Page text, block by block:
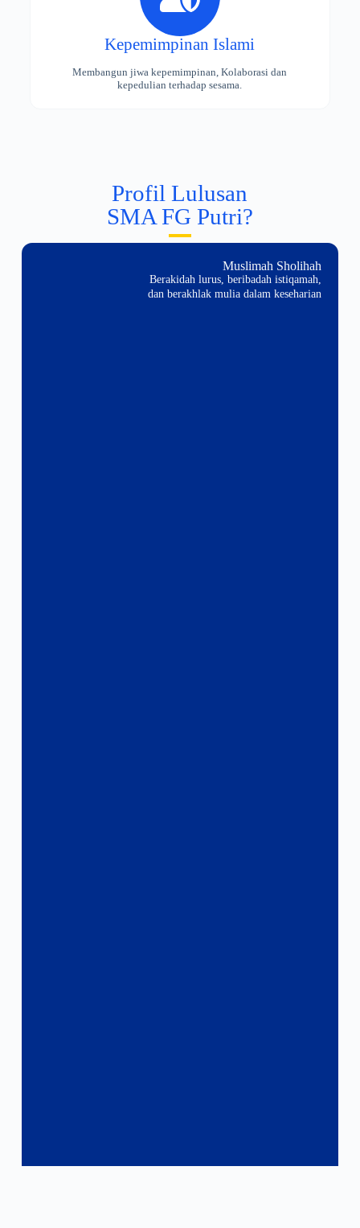
Kepemimpinan Islami
Membangun jiwa kepemimpinan, Kolaborasi dan
kepedulian terhadap sesama.
Profil Lulusan
SMA FG Putri?
Muslimah Sholihah
Berakidah lurus, beribadah istiqamah,
dan berakhlak mulia dalam keseharian